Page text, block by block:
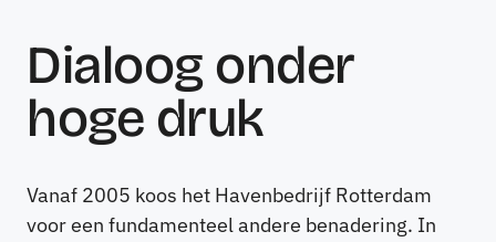
Dialoog onder
hoge druk
Vanaf 2005 koos het Havenbedrijf Rotterdam
voor een fundamenteel andere benadering. In